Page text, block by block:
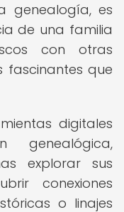
genealogía, es
de una familia
con otras
fascinantes que
digitales
genealógica,
explorar sus
conexiones
o linajes